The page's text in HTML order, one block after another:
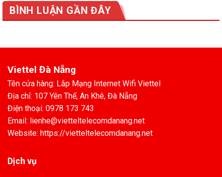
BÌNH LUẬN GẦN ĐÂY
Viettel Đà Nẵng
Tên cửa hàng: Lắp Mạng Internet Wifi Viettel
Địa chỉ: 107 Yên Thế, An Khê, Đà Nẵng
Điện thoại: 0978 173 743
Email: lienhe@vietteltelecomdanang.net
Website: https://vietteltelecomdanang.net
Dịch vụ